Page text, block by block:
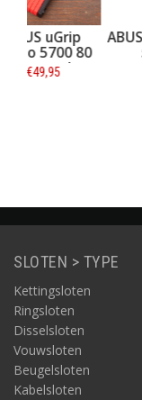
ABUS Slotspray
50 ml
SLOTEN > TYPE
Kettingsloten
Ringsloten
Disselsloten
Vouwsloten
Beugelsloten
Kabelsloten